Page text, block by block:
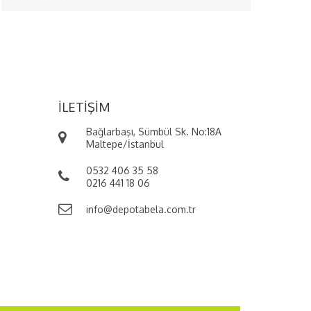
İLETIŞIM
Bağlarbaşı, Sümbül Sk. No:18A
Maltepe/İstanbul
0532 406 35 58
0216 441 18 06
info@depotabela.com.tr